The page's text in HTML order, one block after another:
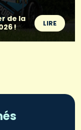
de la
!
LIRE